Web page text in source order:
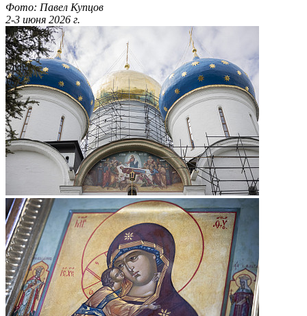
Фото: Павел Купцов
2-3 июня 2026 г.